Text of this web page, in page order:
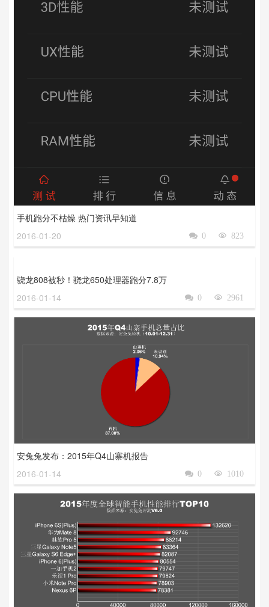
手机跑分不枯燥 热门资讯早知道
2016-01-20
823

0

骁龙808被秒！骁龙650处理器跑分7.8万
2016-01-14
2961

0

安兔兔发布：2015年Q4山寨机报告
2016-01-14
1010

0
